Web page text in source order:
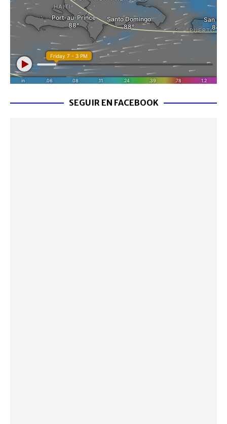
SEGUIR EN FACEBOOK